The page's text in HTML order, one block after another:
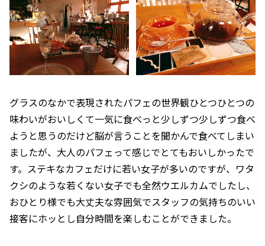
グラスのなかで表現されたパフェの世界観ひとつひとつの
味わいがおいしくて一気に食べっと少しずつ少しずつ食べ
ようと思うのだけど脳が言うことを聞かんで食べてしまい
ましたが、大人のパフェって感じでとてもおいしかったで
す。ステキなカフェだけに若い女子が多いのですが、ワタ
クシのような若くない女子でも全然ウエルカムでしたし、
おひとり様でも大丈夫な雰囲気でスタッフの気持ちのいい
接客にホッとし自分時間を楽しむことができました。